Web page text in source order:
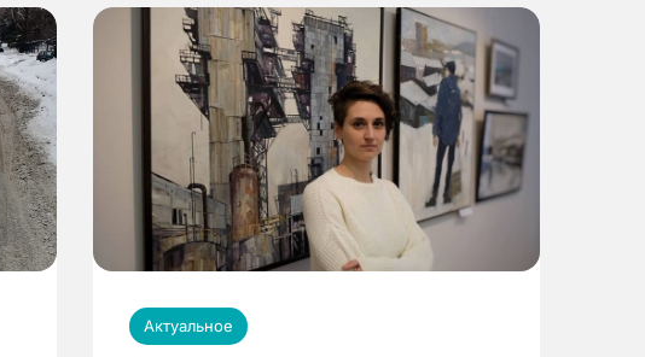
Актуальное